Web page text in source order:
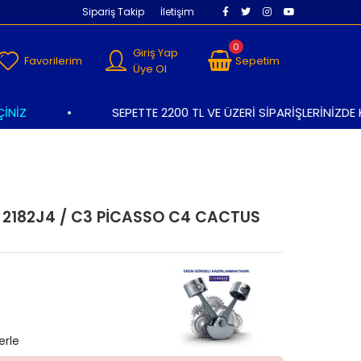
SEPETTE 2200 TL VE ÜZERİ SİPARİŞLERİNİZDE
Sipariş Takip İletişim
Favorilerim
Giriş Yap
Üye Ol
0
Sepetim
2182J4 / C3 PİCASSO C4 CACTUS